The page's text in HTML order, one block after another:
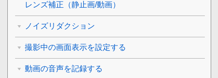
レンズ補正 （静止画/動画）
ノイズリダクション
撮影中の画面表示を設定する
動画の音声を記録する